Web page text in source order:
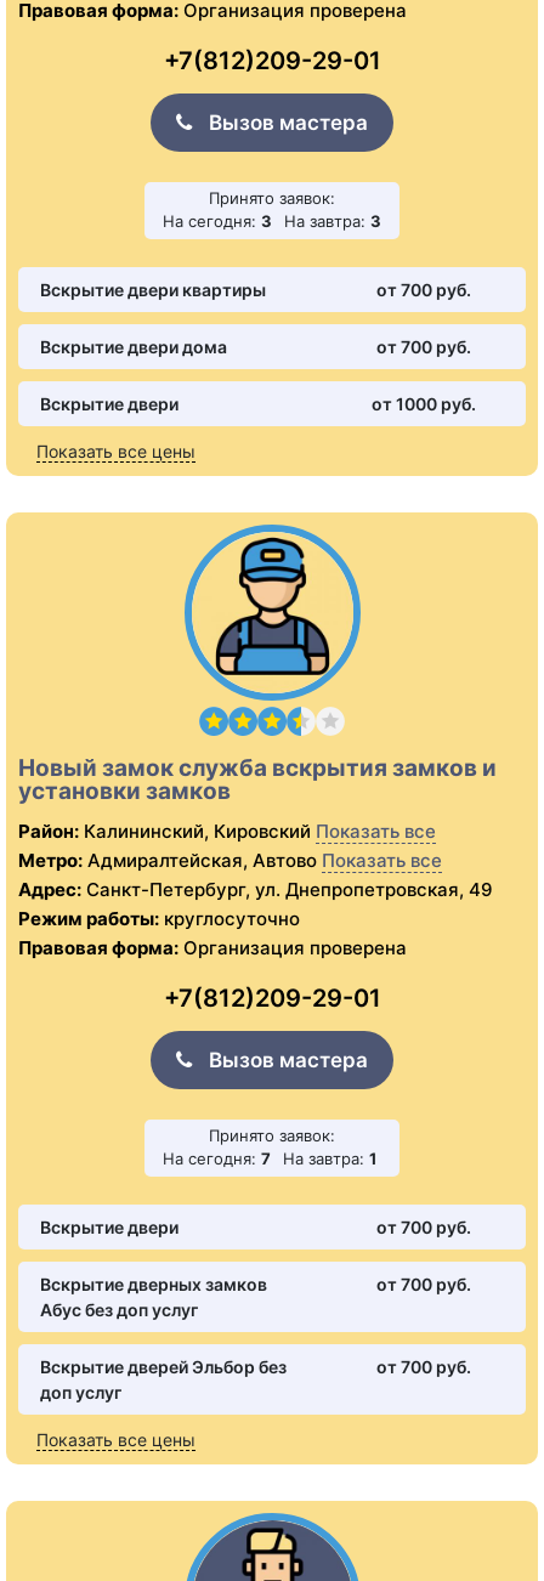
Правовая форма: Организация проверена
+7(812)209-29-01
Вызов мастера
Принято заявок:
На сегодня: 3 На завтра: 3
Вскрытие двери квартиры от 700 pуб.
Вскрытие двери дома от 700 pуб.
Вскрытие двери от 1000 pуб.
Показать все цены
Новый замок служба вскрытия замков и
установки замков
Район: Калининский, Кировский Показать все
Метро: Адмиралтейская, Автово Показать все
Адрес: Санкт-Петербург, ул. Днепропетровская, 49
Режим работы: круглосуточно
Правовая форма: Организация проверена
+7(812)209-29-01
Вызов мастера
Принято заявок:
На сегодня: 7 На завтра: 1
Вскрытие двери от 700 pуб.
Вскрытие дверных замков
Абус без доп услуг
от 700 pуб.
Вскрытие дверей Эльбор без
доп услуг
от 700 pуб.
Показать все цены